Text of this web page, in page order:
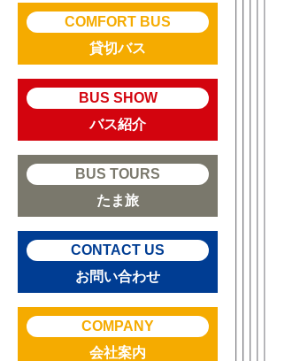
COMFORT BUS
貸切バス
BUS SHOW
バス紹介
BUS TOURS
たま旅
CONTACT US
お問い合わせ
COMPANY
会社案内